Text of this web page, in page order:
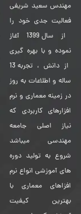
مهندس سعید شریفی
فعالیت جدی خود را
از سال 1399 آغاز
نموده و با بهره گیری
از دانش ، تجربه 13
ساله و اطلاعات به روز
در زمینه معماری و نرم
افزارهای کاربردی که
نیاز اصلی جامعه
مهندسی میباشد
شروع به تولید دوره
های آموزشی انواع نرم
افزاهای معماری با
بهترین کیفیت